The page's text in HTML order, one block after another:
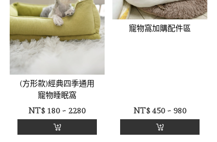
(方形款)經典四季通用
寵物睡眠窩
NT$ 180 ~ 2280
寵物窩加購配件區
NT$450 ~ 980